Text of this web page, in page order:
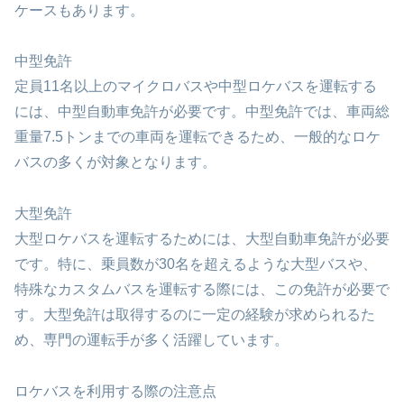
ケースもあります。
中型免許
定員11名以上のマイクロバスや中型ロケバスを運転する
には、中型自動車免許が必要です。中型免許では、車両総
重量7.5トンまでの車両を運転できるため、一般的なロケ
バスの多くが対象となります。
大型免許
大型ロケバスを運転するためには、大型自動車免許が必要
です。特に、乗員数が30名を超えるような大型バスや、
特殊なカスタムバスを運転する際には、この免許が必要で
す。大型免許は取得するのに一定の経験が求められるた
め、専門の運転手が多く活躍しています。
ロケバスを利用する際の注意点